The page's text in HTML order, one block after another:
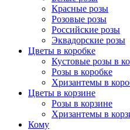
Красные розы
Розовые розы
Российские розы
Эквадорские розы
Цветы в коробке
Кустовые розы в
Розы в коробке
Хризантемы в
Цветы в корзине
Розы в корзине
Хризантемы в
Кому